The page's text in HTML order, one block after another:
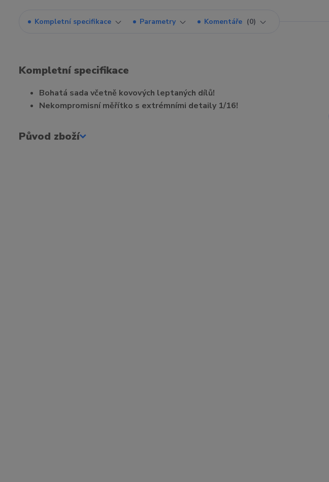
Kompletní specifikace Parametry Komentáře 0
Kompletní specifikace
Bohatá sada včetně kovových leptaných dílů!
Nekompromisní měřítko s extrémními detaily 1/16!
Původ zboží